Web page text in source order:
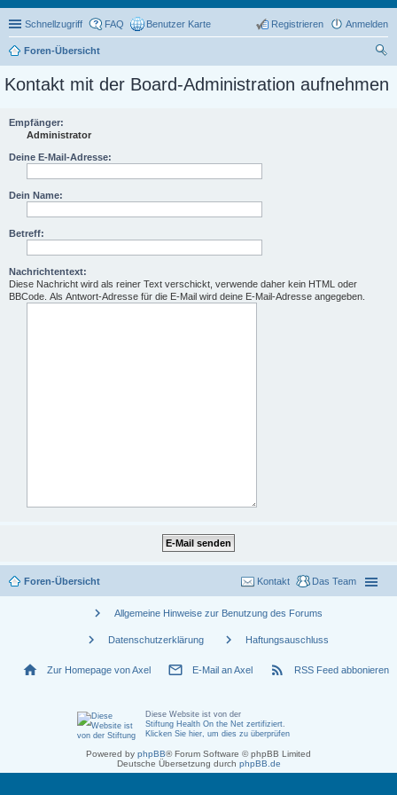
Schnellzugriff FAQ Benutzer Karte Anmelden
Registrieren
Foren-Übersicht
he
Kontakt mit der Board-Administration aufnehmen
Empfänger:
Administrator
Deine E-Mail-Adresse:
Dein Name:
Betreff:
Nachrichtentext:
Diese Nachricht wird als reiner Text verschickt, verwende daher kein HTML oder
BBCode. Als Antwort-Adresse für die E-Mail wird deine E-Mail-Adresse angegeben.
Foren-Übersicht Das Team
Kontakt
chevron_right Allgemeine Hinweise zur Benutzung des Forums
chevron_right Datenschutzerklärung chevron_right Haftungsauschluss
home Zur Homepage von Axel mail_outline E-Mail an Axel rss_feed RSS Feed abbonieren
Diese Website ist von der
Stiftung Health On the Net zertifiziert.
Klicken Sie hier, um dies zu überprüfen
Powered by phpBB® Forum Software © phpBB Limited
Deutsche Übersetzung durch phpBB.de